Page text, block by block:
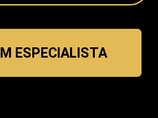
ESPECIALISTA